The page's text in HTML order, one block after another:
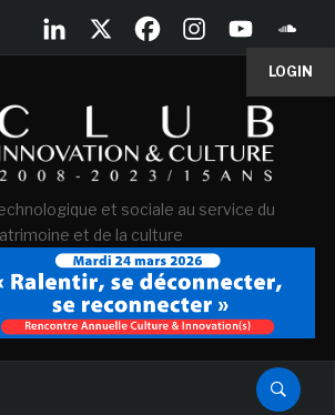
LOGIN
et sociale au service du
et de la culture